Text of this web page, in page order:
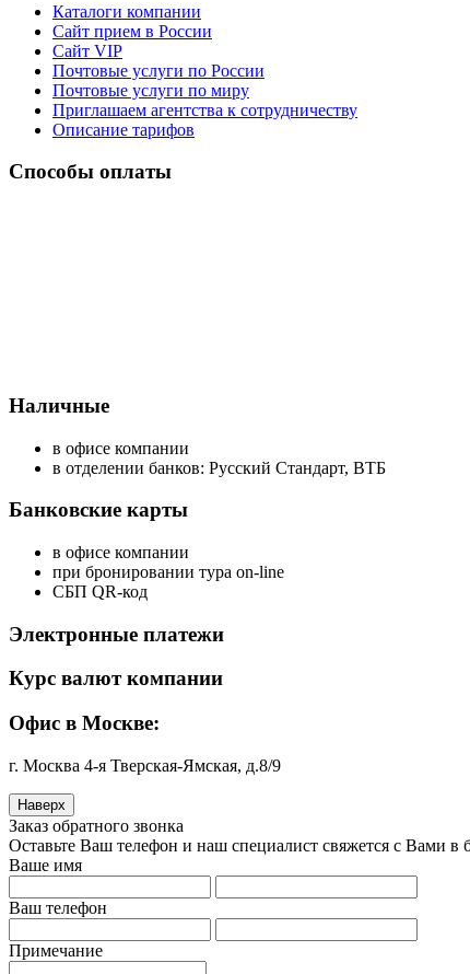
Каталоги компании
Сайт прием в России
Сайт VIP
Почтовые услуги по России
Почтовые услуги по миру
Приглашаем агентства к сотрудничеству
Описание тарифов
Способы оплаты
Наличные
в офисе компании
в отделении банков: Русский Стандарт, ВТБ
Банковские карты
в офисе компании
при бронировании тура on-line
СБП QR-код
Электронные платежи
Курс валют компании
Офис в Москве:
г. Москва 4-я Тверская-Ямская, д.8/9
Наверх
Заказ обратного звонка
Оставьте Ваш телефон и наш специалист свяжется с Вами в
Ваше имя
Ваш телефон
Примечание